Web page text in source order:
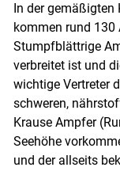
In der gemäßigten
kommen rund 130
Stumpfblättrige
verbreitet ist und
wichtige Vertreter
schweren,
Krause Ampfer
Seehöhe
und der allseits